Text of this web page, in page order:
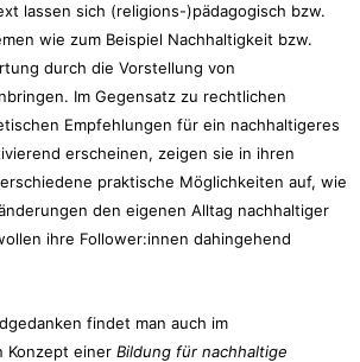
lassen sich (religions-)pädagogisch bzw.
wie zum Beispiel Nachhaltigkeit bzw.
durch die Vorstellung von
Im Gegensatz zu rechtlichen
Empfehlungen für ein nachhaltigeres
erscheinen, zeigen sie in ihren
praktische Möglichkeiten auf, wie
den eigenen Alltag nachhaltiger
ihre Follower:innen dahingehend
findet man auch im
Konzept einer Bildung für nachhaltige